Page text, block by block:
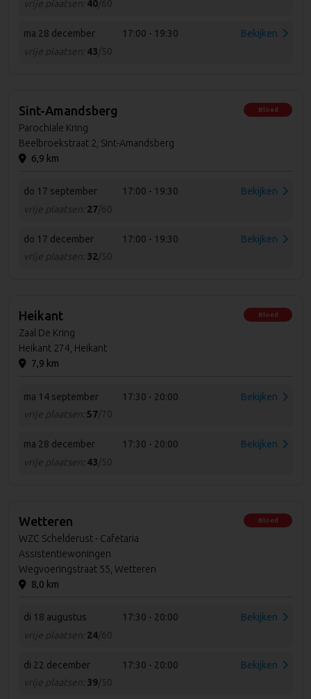
vrije plaatsen: 40/60
ma 28 december
17:00 - 19:30
vrije plaatsen: 43/50
Bekijken
Sint-Amandsberg
Parochiale Kring
Beelbroekstraat 2, Sint-Amandsberg
6,9 km
Bloed
do 17 september
17:00 - 19:30
vrije plaatsen: 27/60
Bekijken
do 17 december
17:00 - 19:30
vrije plaatsen: 32/50
Bekijken
Heikant
Zaal De Kring
Heikant 274, Heikant
7,9 km
Bloed
ma 14 september
17:30 - 20:00
vrije plaatsen: 57/70
Bekijken
ma 28 december
17:30 - 20:00
vrije plaatsen: 43/50
Bekijken
Wetteren
WZC Schelderust - Cafetaria
Assistentiewoningen
Wegvoeringstraat 55, Wetteren
8,0 km
Bloed
di 18 augustus
17:30 - 20:00
vrije plaatsen: 24/60
Bekijken
di 22 december
17:30 - 20:00
vrije plaatsen: 39/50
Bekijken